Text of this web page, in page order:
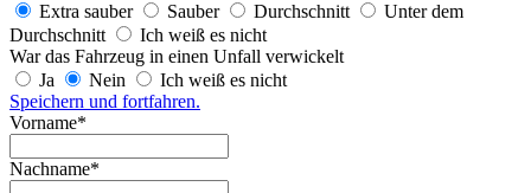
Extra sauber
Sauber Durchschnitt
Unter dem
Durchschnitt
Ich weiß es nicht
War das Fahrzeug in einen Unfall verwickelt
Ja
Nein
Ich weiß es nicht
Speichern und fortfahren.
Vorname*
Nachname*